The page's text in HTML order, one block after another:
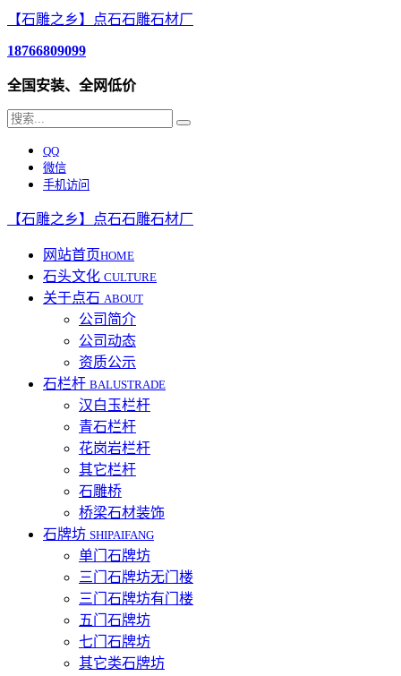
【石雕之乡】点石石雕石材厂
18766809099
全国安装、全网低价
QQ
微信
手机访问
【石雕之乡】点石石雕石材厂
网站首页HOME
石头文化 CULTURE
关于点石 ABOUT
公司简介
公司动态
资质公示
石栏杆 BALUSTRADE
汉白玉栏杆
青石栏杆
花岗岩栏杆
其它栏杆
石雕桥
桥梁石材装饰
石牌坊 SHIPAIFANG
单门石牌坊
三门石牌坊无门楼
三门石牌坊有门楼
五门石牌坊
七门石牌坊
其它类石牌坊